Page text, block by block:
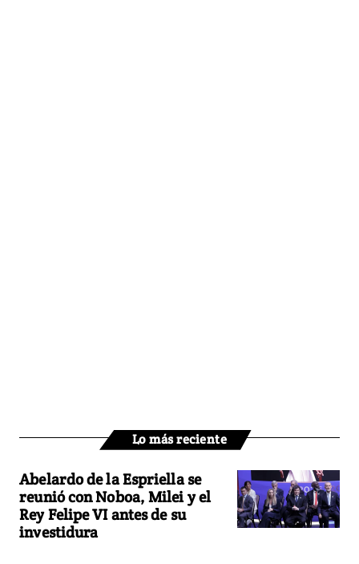
Lo más reciente
Abelardo de la Espriella se
reunió con Noboa, Milei y el
Rey Felipe VI antes de su
investidura